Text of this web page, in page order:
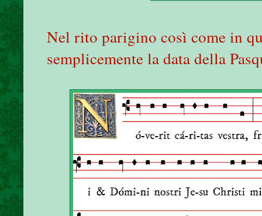
Nel rito parigino così come in
semplicemente la data della